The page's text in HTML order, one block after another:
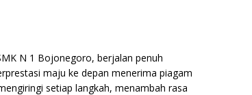
N 1 Bojonegoro, berjalan penuh
maju ke depan menerima piagam
setiap langkah, menambah rasa